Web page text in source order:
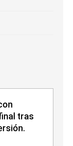
tras